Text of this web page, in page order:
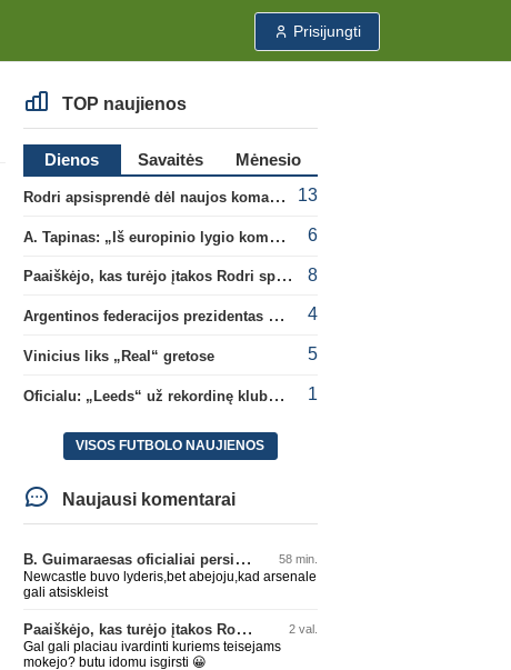
Prisijungti
TOP naujienos
Dienos Savaitės
Mėnesio
Rodri apsisprendė dėl naujos komandos
13
A. Tapinas: „Iš europinio lygio komandos gavom gerų pamokų“ 6
Paaiškėjo, kas turėjo įtakos Rodri sprendimui pasirinkti Barselonos pusę 8
Argentinos federacijos prezidentas C. Tapia negailėjo pagyrų G. Infantino 4
Vinicius liks „Real“ gretose 5
Oficialu: „Leeds“ už rekordinę klubui sumą įsigijo Anglijos rinktinės vartininką 1
VISOS FUTBOLO NAUJIENOS
Naujausi komentarai
B. Guimaraesas oficialiai persikėlė į „Arsenal“ klubą 58 min.
Newcastle buvo lyderis,bet abejoju,kad arsenale
gali atsiskleist
Paaiškėjo, kas turėjo įtakos Rodri sprendimui pasirinkti Barselonos pusę 2 val.
Gal gali placiau ivardinti kuriems teisejams
mokejo? butu idomu isgirsti 😀